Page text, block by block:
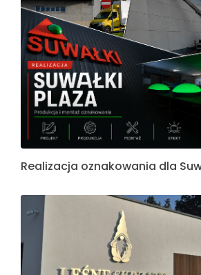
Realizacja oznakowania dla